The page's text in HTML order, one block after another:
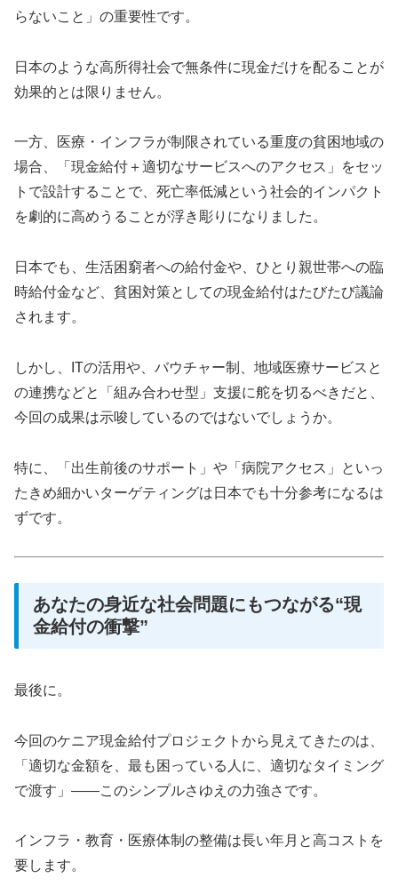
らないこと」の重要性です。
日本のような高所得社会で無条件に現金だけを配ることが
効果的とは限りません。
一方、医療・インフラが制限されている重度の貧困地域の
場合、「現金給付＋適切なサービスへのアクセス」をセッ
トで設計することで、死亡率低減という社会的インパクト
を劇的に高めうることが浮き彫りになりました。
日本でも、生活困窮者への給付金や、ひとり親世帯への臨
時給付金など、貧困対策としての現金給付はたびたび議論
されます。
しかし、ITの活用や、バウチャー制、地域医療サービスと
の連携などと「組み合わせ型」支援に舵を切るべきだと、
今回の成果は示唆しているのではないでしょうか。
特に、「出生前後のサポート」や「病院アクセス」といっ
たきめ細かいターゲティングは日本でも十分参考になるは
ずです。
あなたの身近な社会問題にもつながる“現
金給付の衝撃”
最後に。
今回のケニア現金給付プロジェクトから見えてきたのは、
「適切な金額を、最も困っている人に、適切なタイミング
で渡す」——このシンプルさゆえの力強さです。
インフラ・教育・医療体制の整備は長い年月と高コストを
要します。